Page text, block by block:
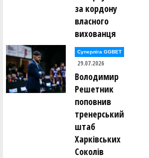
Артем Плясов (UDави (Київ))
Дмитро Подоляко (SHTOPKE (Київ))
Олександр Полотняк (ШАМАНИ (Київ))
Андрій Пошабля (UDави (Київ))
Павло Пригарницький (ДИМ (Київ))
за кордону
власного
вихованця
Суперліга GGBET
29.07.2026
Володимир
Решетник
поповнив
тренерський
штаб
Харківських
Соколів